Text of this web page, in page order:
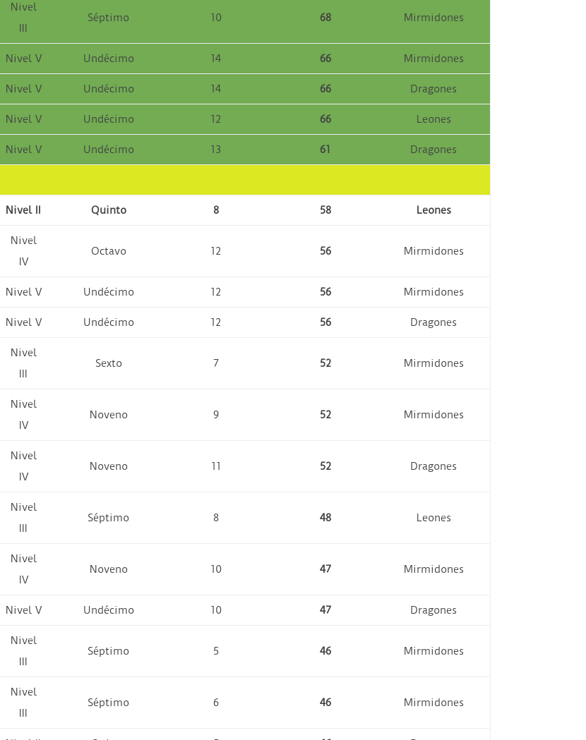
Nivel
Séptimo 10 68 Mirmidones
Nivel V Undécimo 14 66 Mirmidones
Nivel V Undécimo 14 66 Dragones
Nivel V Undécimo 12 66 Leones
Nivel V Undécimo 13 61 Dragones
Nivel II Quinto 8 58 Leones
Nivel
IV
Octavo 12 56 Mirmidones
Nivel V Undécimo 12 56 Mirmidones
Nivel V Undécimo 12 56 Dragones
Nivel
Sexto 7 52 Mirmidones
Nivel
IV
Noveno 9 52 Mirmidones
Nivel
IV
Noveno 11 52 Dragones
Nivel
Séptimo 8 48 Leones
Nivel
IV
Noveno 10 47 Mirmidones
Nivel V Undécimo 10 47 Dragones
Nivel
Séptimo 5 46 Mirmidones
Nivel
Séptimo 6 46 Mirmidones